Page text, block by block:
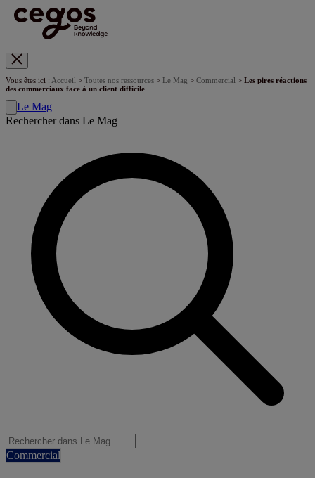
Vous êtes ici : Accueil > Toutes nos ressources > Le Mag > Commercial > Les pires réactions
des commerciaux face à un client difficile
Le Mag
Rechercher dans Le Mag
Commercial